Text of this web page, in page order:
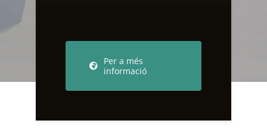
Per a més
informació